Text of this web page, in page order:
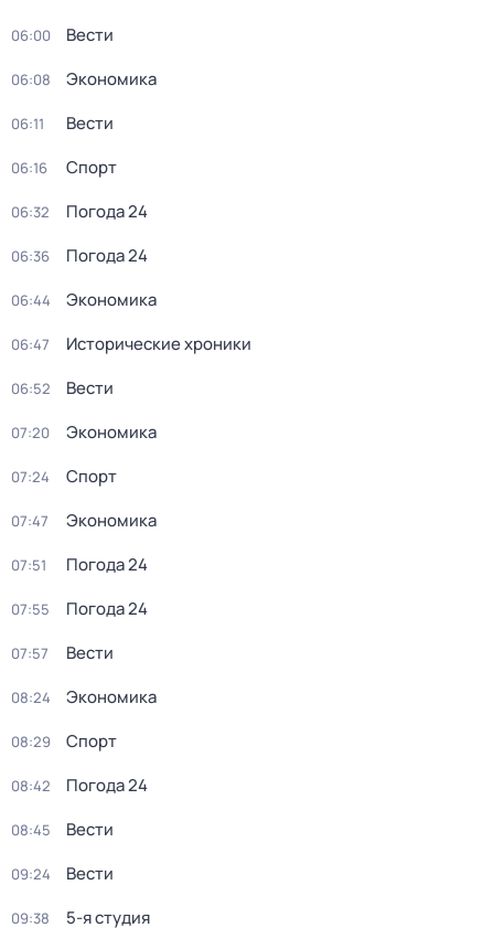
06:00 Вести
06:08 Экономика
06:11 Вести
06:16 Спорт
06:32 Погода 24
06:36 Погода 24
06:44 Экономика
06:47 Исторические хроники
06:52 Вести
07:20 Экономика
07:24 Спорт
07:47 Экономика
07:51 Погода 24
07:55 Погода 24
07:57 Вести
08:24 Экономика
08:29 Спорт
08:42 Погода 24
08:45 Вести
09:24 Вести
09:38 5-я студия